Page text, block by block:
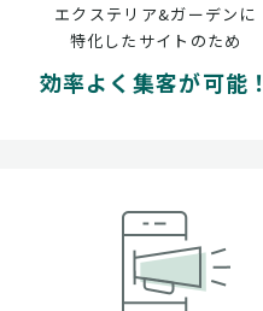
エクステリア&ガーデンに
特化したサイトのため
効率よく集客が可能！